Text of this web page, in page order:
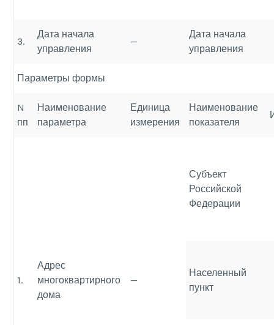
3.
Дата начала
управления
—
Дата начала
управления
Параметры формы
N
пп
Наименование
параметра
Единица
измерения
Наименование
показателя
1.
Адрес
многоквартирного
дома
—
Субъект
Российской
Федерации
Населенный
пункт